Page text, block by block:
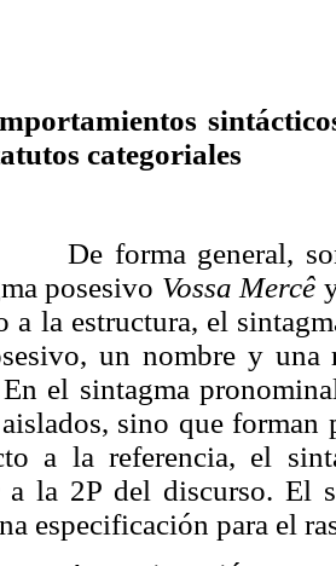
categoriales
De forma general,
posesivo Vossa Mercê
a la estructura, el
un nombre y una
el sintagma
sino que forman
a la referencia, el
a la 2P del discurso. El
especificación para el